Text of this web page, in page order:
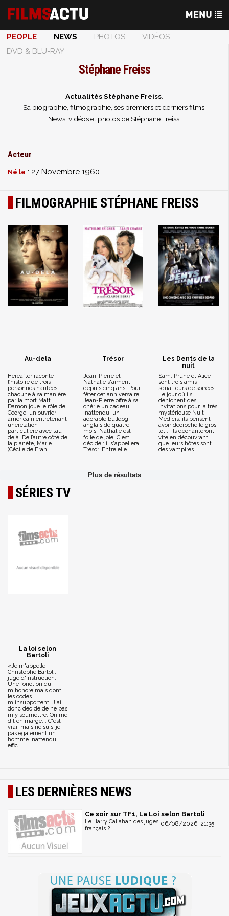
PEOPLE NEWS PHOTOS
VIDÉOS
DVD & BLU-RAY
Stéphane Freiss
Actualités Stéphane Freiss
Sa biographie, filmographie, ses premiers et derniers films.
News, vidéos et photos de Stéphane Freiss.
Acteur
Né le : 27 Novembre 1960
FILMOGRAPHIE STÉPHANE FREISS
Au-dela
Hereafter raconte
l’histoire de trois
personnes hantées
chacune à sa manière
par la mort.Matt
Damon joue le rôle de
George, un ouvrier
américain entretenant
unerelation
particulière avec l’au-
delà. De l’autre côté de
la planète, Marie
(Cécile de Fran...
Trésor
Jean-Pierre et
Nathalie s'aiment
depuis cinq ans. Pour
fêter cet anniversaire,
Jean-Pierre offre à sa
chérie un cadeau
inattendu, un
adorable bulldog
anglais de quatre
mois. Nathalie est
folle de joie. C'est
décidé : il s'appellera
Trésor. Entre elle...
Les Dents de la
nuit
Sam, Prune et Alice
sont trois amis
squatteurs de soirées.
Le jour où ils
dénichent des
invitations pour la très
mystérieuse Nuit
Médicis, ils pensent
avoir décroché le gros
lot... Ils déchanteront
vite en découvrant
que leurs hôtes sont
des vampires...
SÉRIES TV
La loi selon
Bartoli
«Je m'appelle
Christophe Bartoli,
juge d'instruction.
Une fonction qui
m'honore mais dont
les codes
m'insupportent. J'ai
donc décidé de ne pas
m'y soumettre. On me
dit en marge... C'est
vrai, mais ne suis-je
pas également un
homme inattendu,
effic...
LES DERNIÈRES NEWS
Ce soir sur TF1, La Loi selon Bartoli
06/08/2026, 21:35
Le Harry Callahan des juges
français ?